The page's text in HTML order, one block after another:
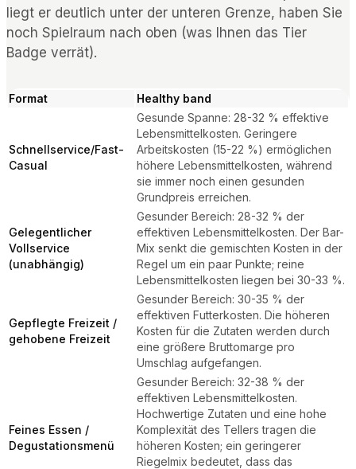
liegt er deutlich unter der unteren Grenze, haben Sie
noch Spielraum nach oben (was Ihnen das Tier
Badge verrät).
Format Healthy band
Schnellservice/Fast-
Casual
Gesunde Spanne: 28-32 % effektive
Lebensmittelkosten. Geringere
Arbeitskosten (15-22 %) ermöglichen
höhere Lebensmittelkosten, während
sie immer noch einen gesunden
Grundpreis erreichen.
Gelegentlicher
Vollservice
(unabhängig)
Gesunder Bereich: 28-32 % der
effektiven Lebensmittelkosten. Der Bar-
Mix senkt die gemischten Kosten in der
Regel um ein paar Punkte; reine
Lebensmittelkosten liegen bei 30-33 %.
Gepflegte Freizeit /
gehobene Freizeit
Gesunder Bereich: 30-35 % der
effektiven Futterkosten. Die höheren
Kosten für die Zutaten werden durch
eine größere Bruttomarge pro
Umschlag aufgefangen.
Feines Essen /
Degustationsmenü
Gesunder Bereich: 32-38 % der
effektiven Lebensmittelkosten.
Hochwertige Zutaten und eine hohe
Komplexität des Tellers tragen die
höheren Kosten; ein geringerer
Riegelmix bedeutet, dass das